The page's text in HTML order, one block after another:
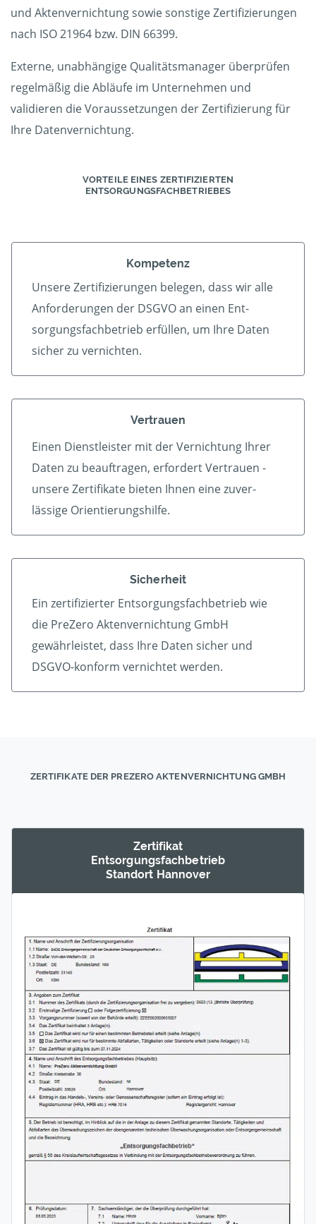
und Aktenvernichtung sowie sonstige Zertifizierungen
nach ISO 21964 bzw. DIN 66399.
Externe, unabhängige Qualitätsmanager überprüfen
regelmäßig die Abläufe im Unternehmen und
validieren die Voraussetzungen der Zertifizierung für
Ihre Datenvernichtung.
VORTEILE EINES ZERTIFIZIERTEN
ENTSORGUNGSFACHBETRIEBES
Kompetenz
Unsere Zertifizierungen belegen, dass wir alle
An­forder­ungen der DSGVO an einen Ent­
sorgungs­fach­betrieb er­füllen, um Ihre Daten
sicher zu vernichten.
Vertrauen
Einen Dienstleister mit der Vern­ichtung Ihrer
Daten zu beauf­tragen, erfordert Vertrauen -
unsere Zerti­fikate bieten Ihnen eine zu­ver­
lässige Orientierungshilfe.
Sicherheit
Ein zertifizierter Ent­sorgungs­fach­betrieb wie
die PreZero Aktenvernichtung GmbH
gewährleistet, dass Ihre Daten sicher und
DSGVO-konform vernichtet werden.
ZERTIFIKATE DER PREZERO AKTENVERNICHTUNG GMBH
Zertifikat
Entsorgungs­fachbetrieb
Standort Hannover